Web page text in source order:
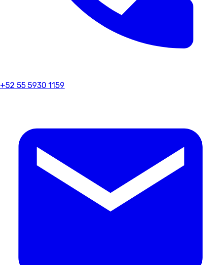
+52 55 5930 1159